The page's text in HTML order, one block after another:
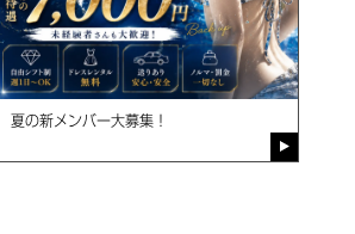
夏の新メンバー大募集！